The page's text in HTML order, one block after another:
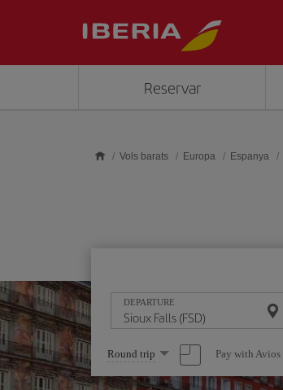
Reservar
Vols barats Europa Espanya
DEPARTURE
Select
one
option
Round trip Pay with Avios